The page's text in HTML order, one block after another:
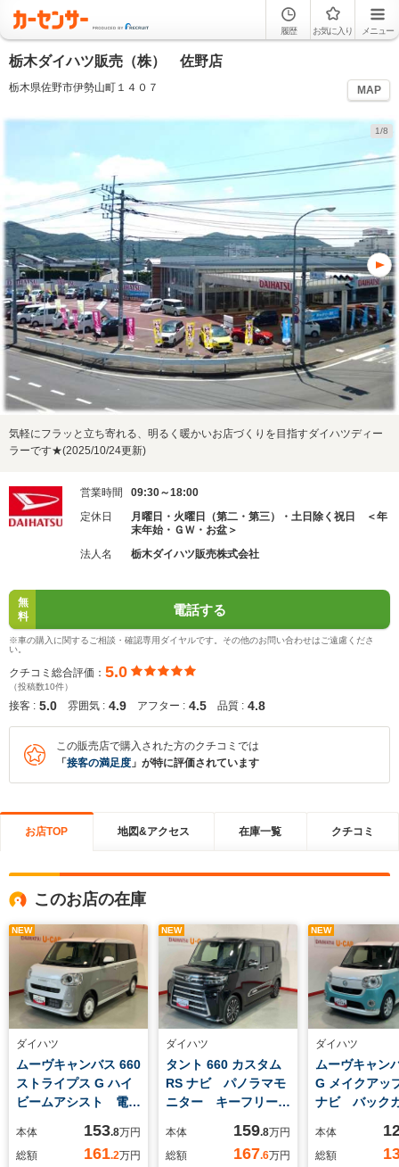
履歴 お気に入り メニュー
栃木ダイハツ販売（株） 佐野店
栃木県佐野市伊勢山町１４０７ MAP
1/8
気軽にフラッと立ち寄れる、明るく暖かいお店づくりを目指すダイハツディー
ラーです★(2025/10/24更新)
営業時間
09:30～18:00
定休日
月曜日・火曜日（第二・第三）・土日除く祝日 ＜年
末年始・ＧＷ・お盆＞
法人名
栃木ダイハツ販売株式会社
無
料
電話する
※車の購入に関するご相談・確認専用ダイヤルです。その他のお問い合わせはご遠慮くださ
い。
クチコミ総合評価： 5.0
（投稿数10件）
接客 : 5.0 雰囲気 : 4.9 アフター : 4.5 品質 : 4.8
この販売店で購入された方のクチコミでは
「 接客の満足度 」が特に評価されています
お店TOP 地図&アクセス 在庫一覧 クチコミ
このお店の在庫
NEW
ダイハツ
ムーヴキャンバス 660
ストライプス G ハイ
ビームアシスト 電格
本体 153.8万円
総額
161.2万円
NEW
ダイハツ
タント 660 カスタム
RS ナビ パノラマモ
ニター キーフリーシ
本体 159.8万円
総額
167.6万円
NEW
ダイハツ
ムーヴキャン
G メイクアッ
ナビ バック
本体
総額